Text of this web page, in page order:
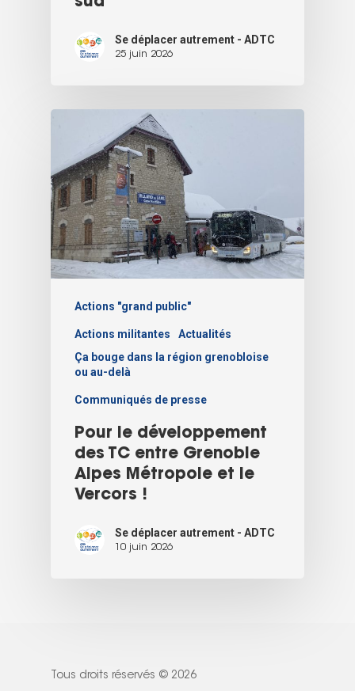
Se déplacer autrement - ADTC
25 juin 2026
Actions "grand public"
Actions militantes
Actualités
Ça bouge dans la région grenobloise
ou au-delà
Communiqués de presse
Pour le développement
des TC entre Grenoble
Alpes Métropole et le
Vercors !
Se déplacer autrement - ADTC
10 juin 2026
Tous droits réservés © 2026